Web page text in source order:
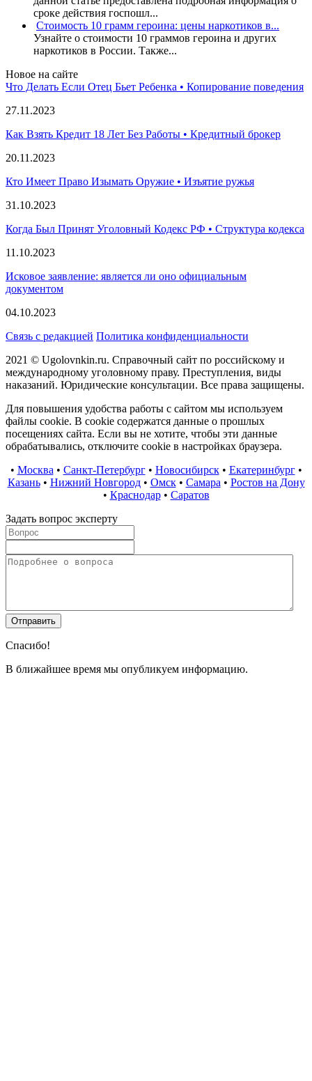
сроке действия госпошл...
Стоимость 10 грамм героина: цены наркотиков в...
Узнайте о стоимости 10 граммов героина и других
наркотиков в России. Также...
Новое на сайте
Что Делать Если Отец Бьет Ребенка • Копирование поведения
27.11.2023
Как Взять Кредит 18 Лет Без Работы • Кредитный брокер
20.11.2023
Кто Имеет Право Изымать Оружие • Изъятие ружья
31.10.2023
Когда Был Принят Уголовный Кодекс РФ • Структура кодекса
11.10.2023
Исковое заявление: является ли оно официальным
документом
04.10.2023
Связь с редакцией Политика конфиденциальности
2021 © Ugolovnkin.ru. Справочный сайт по российскому и
международному уголовному праву. Преступления, виды
наказаний. Юридические консультации. Все права защищены.
Для повышения удобства работы с сайтом мы используем
файлы cookie. В cookie содержатся данные о прошлых
посещениях сайта. Если вы не хотите, чтобы эти данные
обрабатывались, отключите cookie в настройках браузера.
• Москва • Санкт-Петербург• Новосибирск• Екатеринбург•
Казань• Нижний Новгород• Омск• Самара • Ростов на Дону
• Краснодар• Саратов
Задать вопрос эксперту
Спасибо!
В ближайшее время мы опубликуем информацию.